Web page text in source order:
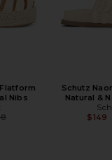
Nibs
price:
Schutz
Natural &
$149